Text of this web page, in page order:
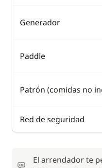
Generador
Paddle
Patrón (comidas no
Red de seguridad
El arrendador te